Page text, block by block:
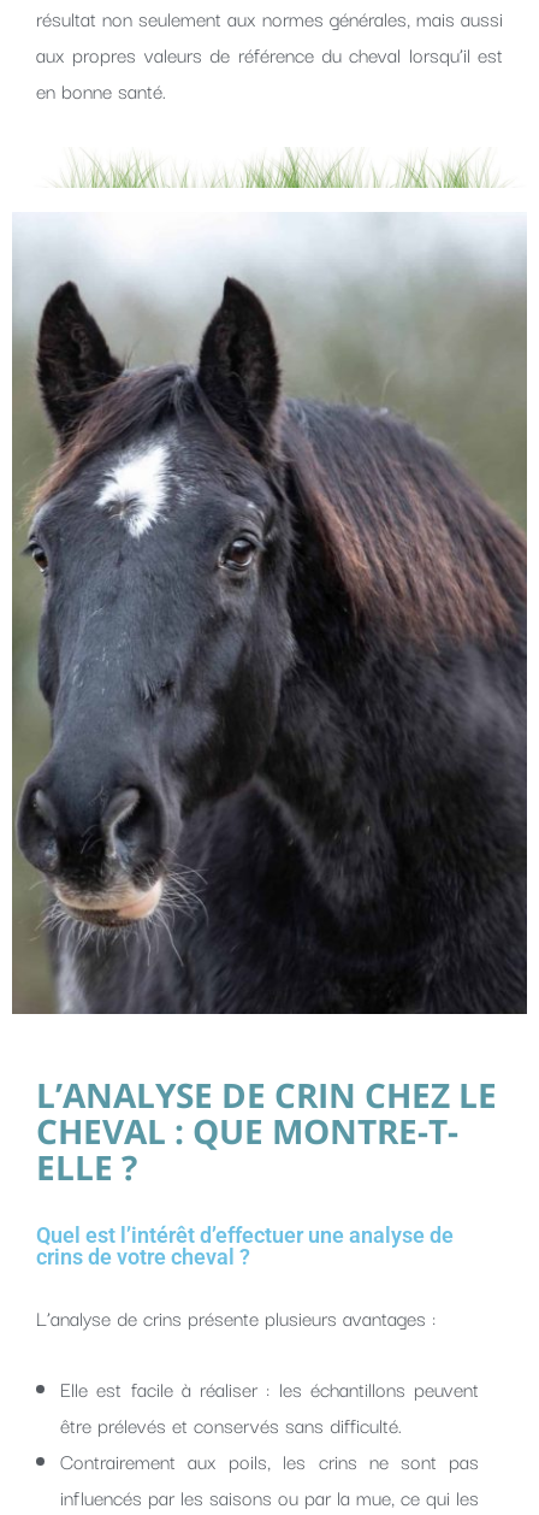
résultat non seulement aux normes générales, mais aussi
aux propres valeurs de référence du cheval lorsqu’il est
en bonne santé.
L’ANALYSE DE CRIN CHEZ LE
CHEVAL : QUE MONTRE-T-
ELLE ?
Quel est l’intérêt d’effectuer une analyse de
crins de votre cheval ?
L’analyse de crins présente plusieurs avantages :
Elle est facile à réaliser : les échantillons peuvent
être prélevés et conservés sans difficulté.
Contrairement aux poils, les crins ne sont pas
influencés par les saisons ou par la mue, ce qui les